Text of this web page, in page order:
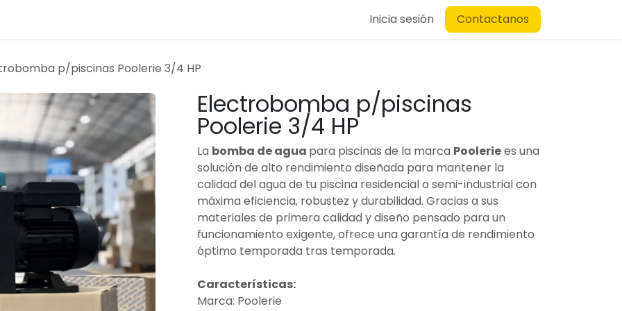
Inicia sesión Contactanos
p/piscinas Poolerie 3/4 HP
Electrobomba p/piscinas
Poolerie 3/4 HP
La bomba de agua para piscinas de la marca Pooleriees una
solución de alto rendimiento diseñada para mantener la
calidad del agua de tu piscina residencial o semi-industrial con
máxima eficiencia, robustez y durabilidad. Gracias a sus
materiales de primera calidad y diseño pensado para un
funcionamiento exigente, ofrece una garantía de rendimiento
óptimo temporada tras temporada.
Características:
Marca: Poolerie